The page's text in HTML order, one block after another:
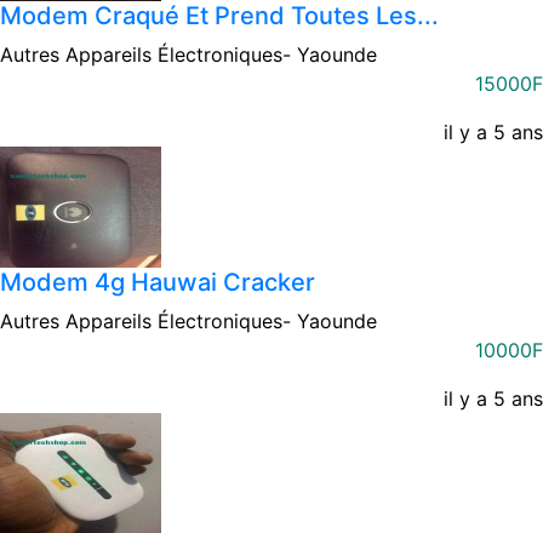
Modem Craqué Et Prend Toutes Les...
Autres Appareils Électroniques- Yaounde
15000F
il y a 5 ans
Modem 4g Hauwai Cracker
Autres Appareils Électroniques- Yaounde
10000F
il y a 5 ans